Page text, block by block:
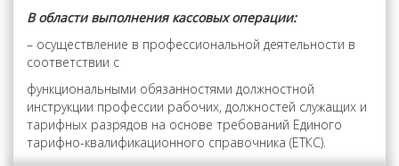
В области выполнения кассовых операции:
– осуществление в профессиональной деятельности в
соответствии с
функциональными обязанностями должностной
инструкции профессии рабочих, должностей служащих и
тарифных разрядов на основе требований Единого
тарифно-квалификационного справочника (ЕТКС).